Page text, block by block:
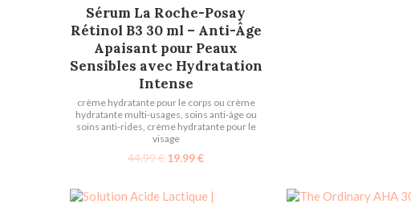
LIRE LA SUITE
Sérum La Roche-Posay
Rétinol B3 30 ml – Anti-Âge
Apaisant pour Peaux
Sensibles avec Hydratation
Intense
crème hydratante pour le corps ou crème
hydratante multi-usages soins anti-âge ou
soins anti-rides crème hydratante pour le
visage
44.99€ 19.99€